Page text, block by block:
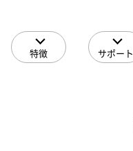
特徴 サポート